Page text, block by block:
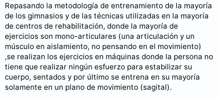
Repasando la metodología de entrenamiento de la mayoría
de los gimnasios y de las técnicas utilizadas en la mayoría
de centros de rehabilitación, donde la mayoría de
ejercicios son mono-articulares (una articulación y un
músculo en aislamiento, no pensando en el movimiento)
,se realizan los ejercicios en máquinas donde la persona no
tiene que realizar ningún esfuerzo para estabilizar su
cuerpo, sentados y por último se entrena en su mayoría
solamente en un plano de movimiento (sagital).